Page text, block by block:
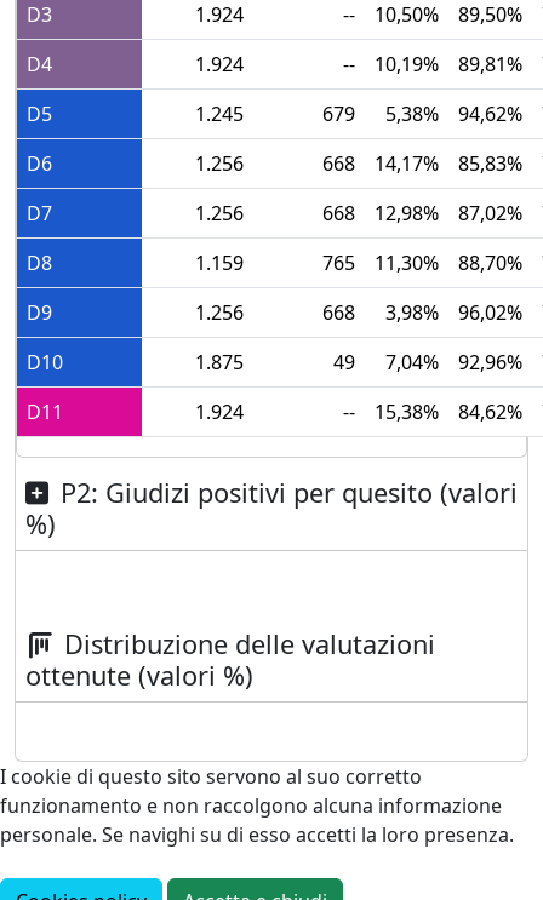
D3
1.924 -- 10,50% 89,50%
D4
1.924 -- 10,19% 89,81%
D5
1.245 679 5,38% 94,62%
D6
1.256 668 14,17% 85,83%
D7
1.256 668 12,98% 87,02%
D8
1.159 765 11,30% 88,70%
D9
1.256 668 3,98% 96,02%
D10
1.875 49 7,04% 92,96%
D11
1.924 -- 15,38% 84,62%
P2: Giudizi positivi per quesito (valori
%)
Distribuzione delle valutazioni
ottenute (valori %)
I cookie di questo sito servono al suo corretto
funzionamento e non raccolgono alcuna informazione
personale. Se navighi su di esso accetti la loro presenza.